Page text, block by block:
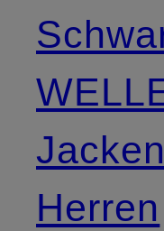
Herren